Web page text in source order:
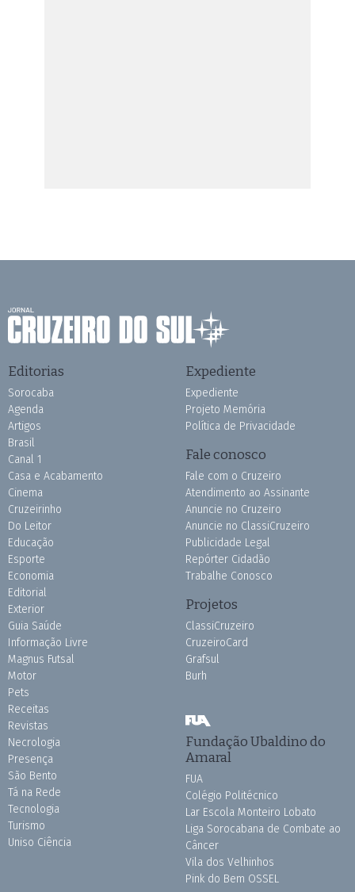
Editorias
Sorocaba
Agenda
Artigos
Brasil
Canal 1
Casa e Acabamento
Cinema
Cruzeirinho
Do Leitor
Educação
Esporte
Economia
Editorial
Exterior
Guia Saúde
Informação Livre
Magnus Futsal
Motor
Pets
Receitas
Revistas
Necrologia
Presença
São Bento
Tá na Rede
Tecnologia
Turismo
Uniso Ciência
Expediente
Expediente
Projeto Memória
Política de Privacidade
Fale conosco
Fale com o Cruzeiro
Atendimento ao Assinante
Anuncie no Cruzeiro
Anuncie no ClassiCruzeiro
Publicidade Legal
Repórter Cidadão
Trabalhe Conosco
Projetos
ClassiCruzeiro
CruzeiroCard
Grafsul
Burh
Fundação Ubaldino do
Amaral
FUA
Colégio Politécnico
Lar Escola Monteiro Lobato
Liga Sorocabana de Combate ao
Câncer
Vila dos Velhinhos
Pink do Bem OSSEL